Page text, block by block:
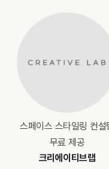
스페이스 스타일링 컨설
무료 제공
크리에이티브랩